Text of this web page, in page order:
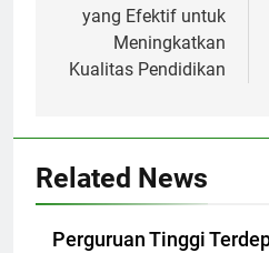
yang Efektif untuk
Meningkatkan
Kualitas Pendidikan
Related News
Perguruan Tinggi